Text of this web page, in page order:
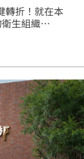
星吃美食！
轉折！就在本
衛生組織
日接獲振奮消
地位」後的首個海
在國際市場的信任
作為亞洲唯一同時
「三大豬病非疫